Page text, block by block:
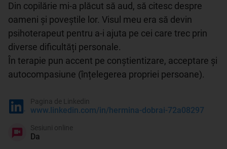
Din copilărie mi-a plăcut să aud, să citesc despre
oameni și poveștile lor. Visul meu era să devin
psihoterapeut pentru a-i ajuta pe cei care trec prin
diverse dificultăți personale.
În terapie pun accent pe conștientizare, acceptare și
autocompasiune (înțelegerea propriei persoane).
www.linkedin.com/in/hermina-dobrai-72a08297
Pagina de Linkedin
Da
Sesiuni online